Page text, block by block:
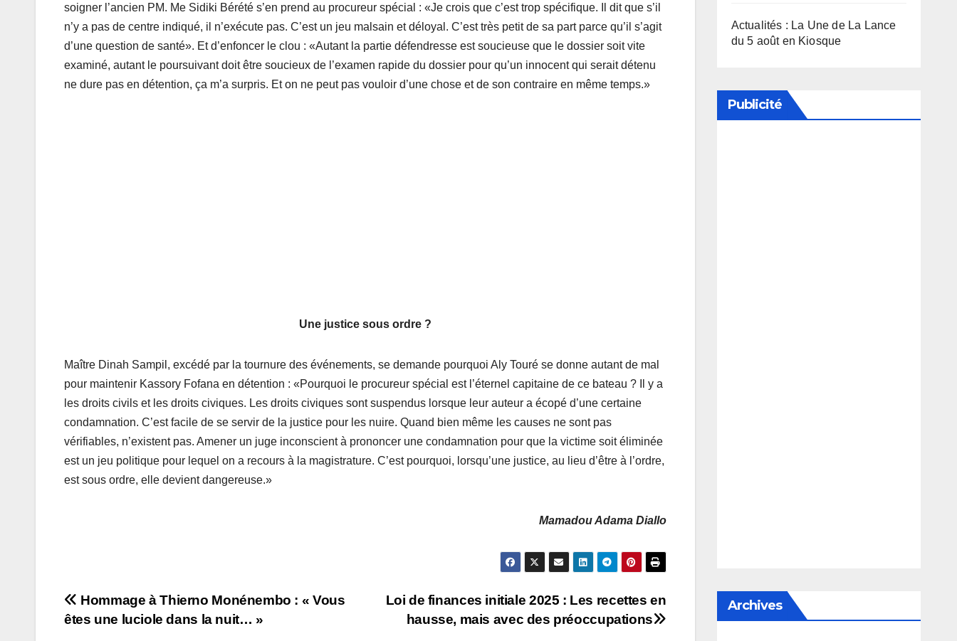
soigner l’ancien PM. Me Sidiki Bérété s’en prend au procureur spécial : «Je crois que c’est trop spécifique. Il dit que s’il
n’y a pas de centre indiqué, il n’exécute pas. C’est un jeu malsain et déloyal. C’est très petit de sa part parce qu’il s’agit
d’une question de santé». Et d’enfoncer le clou : «Autant la partie défendresse est soucieuse que le dossier soit vite
examiné, autant le poursuivant doit être soucieux de l’examen rapide du dossier pour qu’un innocent qui serait détenu
ne dure pas en détention, ça m’a surpris. Et on ne peut pas vouloir d’une chose et de son contraire en même temps.»
Une justice sous ordre ?
Maître Dinah Sampil, excédé par la tournure des événements, se demande pourquoi Aly Touré se donne autant de mal
pour maintenir Kassory Fofana en détention : «Pourquoi le procureur spécial est l’éternel capitaine de ce bateau ? Il y a
les droits civils et les droits civiques. Les droits civiques sont suspendus lorsque leur auteur a écopé d’une certaine
condamnation. C’est facile de se servir de la justice pour les nuire. Quand bien même les causes ne sont pas
vérifiables, n’existent pas. Amener un juge inconscient à prononcer une condamnation pour que la victime soit éliminée
est un jeu politique pour lequel on a recours à la magistrature. C’est pourquoi, lorsqu’une justice, au lieu d’être à l’ordre,
est sous ordre, elle devient dangereuse.»
Mamadou Adama Diallo
Navigation
Loi de finances initiale 2025 : Les recettes en
hausse, mais avec des préoccupations
Hommage à Thierno Monénembo : « Vous
êtes une luciole dans la nuit… »
Actualités : La Une de La Lance
du 5 août en Kiosque
Publicité
Archives